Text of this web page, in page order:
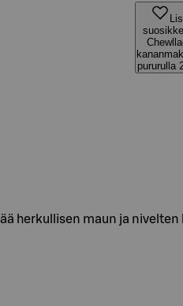
pururulla
herkullisen maun ja